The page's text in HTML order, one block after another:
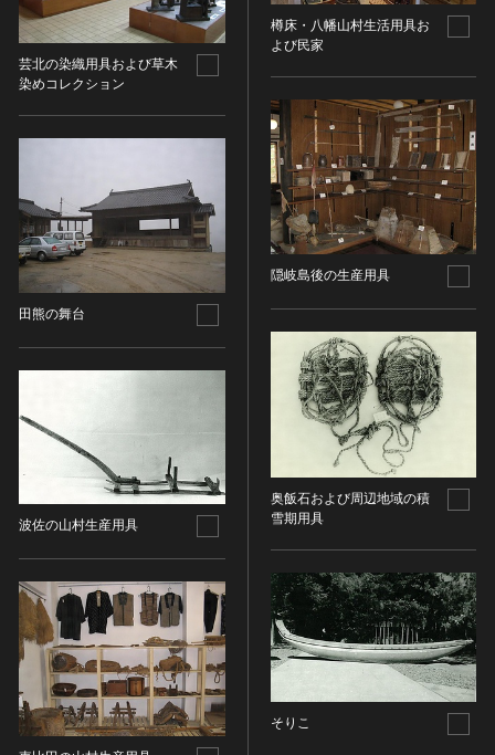
動画で見る無形の文化財
サイトのご意見はこちら
芸北の染織用具および草木
染めコレクション
田熊の舞台
波佐の山村生産用具
樽床・八幡山村生活用具お
よび民家
隠岐島後の生産用具
奥飯石および周辺地域の積
雪期用具
そりこ
時代を選択
旧石器 [日本]
縄文 [日本]
弥生 [日本]
奈良 [日本]
平安 [日本]
鎌倉 [日本]
南北朝 [日本]
安土・桃山 [日本]
明治 [日本]
大正 [日本]
昭和以降 [日本]
昭和 [日本]
令和 [日本]
旧石器 [朝鮮半島]
新石器 [朝鮮半島]
青銅器 [朝鮮半島]
鉄器 [朝鮮半島]
原三国・朝鮮三国 [朝鮮半島]
分野
城郭建築
住居建築
近世以前その他
素描
東洋画(日本画を除く)
その他
木版画
銅版画
リトグラフ（石版画）
シルクスクリーン
その他
彫刻
所在地（都道府県）を選択
所在地（市区町村）
所在地（市区町村）を選択
指定区分
指定区分を選択
国宝
重要無形文化財
登録無形文化財
記録作成等の措置を講ずべき無形文化財
重要有形民俗文化財
重要無形民俗文化財
動画
高画質画像
画像ライセンス
画像ライセンスを選択
CC0
PDM
CC BY（表示）
検索する